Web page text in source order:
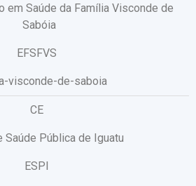
em Saúde da Família Visconde de
Sabóia
EFSFVS
visconde-de-saboia
CE
Saúde Pública de Iguatu
ESPI